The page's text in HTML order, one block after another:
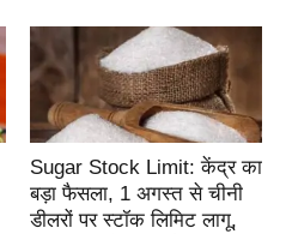
Sugar Stock Limit: केंद्र का
बड़ा फैसला, 1 अगस्त से चीनी
डीलरों पर स्टॉक लिमिट लागू,